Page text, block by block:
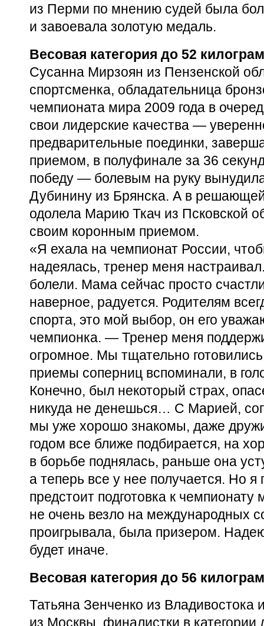
из Перми по мнению судей была
и завоевала золотую медаль.
Весовая категория до 52
Сусанна Мирзоян из Пензенской
спортсменка, обладательница
чемпионата мира 2009 года в
свои лидерские качества —
предварительные поединки,
приемом, в полуфинале за 36
победу — болевым на руку
Дубинину из Брянска. А в
одолела Марию Ткач из Псковской
своим коронным приемом.
«Я ехала на чемпионат России,
надеялась, тренер меня
болели. Мама сейчас просто
наверное, радуется. Родителям
спорта, это мой выбор, он его
чемпионка. — Тренер меня
огромное. Мы тщательно
приемы соперниц вспоминали, в
Конечно, был некоторый страх,
никуда не денешься… С Марией,
мы уже хорошо знакомы, даже
годом все ближе подбирается, на
в борьбе поднялась, раньше она
а теперь все у нее получается. Но я
предстоит подготовка к
не очень везло на международных
проигрывала, была призером.
будет иначе.
Весовая категория до 56
Татьяна Зенченко из Владивостока
из Москвы, финалистки в категории